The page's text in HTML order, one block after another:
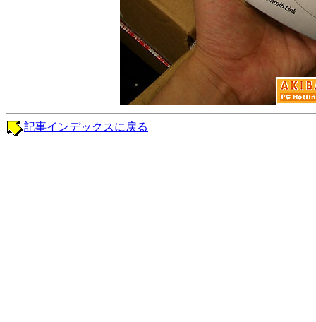
記事インデックスに戻る